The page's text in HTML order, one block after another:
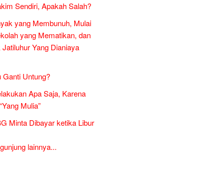
Sendiri, Apakah Salah?
yang Membunuh, Mulai
yang Mematikan, dan
Yang Dianiaya
Ganti Untung?
Apa Saja, Karena
Mulia”
Minta Dibayar ketika Libur
lainnya...